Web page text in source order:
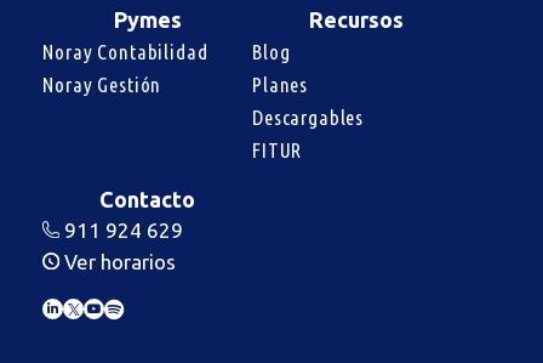
Pymes
Noray Contabilidad
Noray Gestión
Recursos
Blog
Planes
Descargables
FITUR
Contacto
Ver horarios
911 924 629